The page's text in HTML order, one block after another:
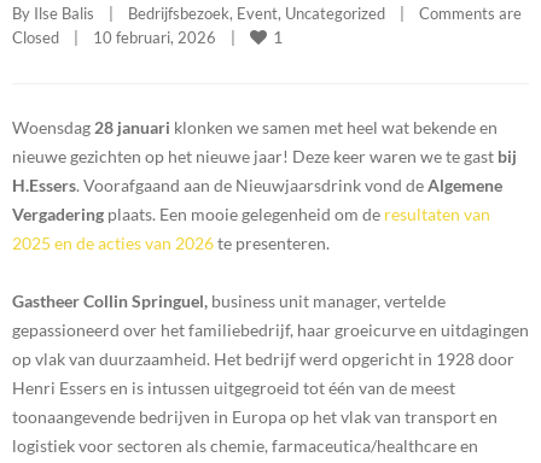
By Ilse Balis Bedrijfsbezoek, Event, Uncategorized
Comments are
Closed
10 februari, 2026 1
Woensdag 28 januari klonken we samen met heel wat bekende en
nieuwe gezichten op het nieuwe jaar! Deze keer waren we te gast bij
H.Essers. Voorafgaand aan de Nieuwjaarsdrink vond deAlgemene
Vergadering plaats. Een mooie gelegenheid om de resultaten van
2025 en de acties van 2026te presenteren.
Gastheer Collin Springuel, business unit manager, vertelde
gepassioneerd over het familiebedrijf, haar groeicurve en uitdagingen
op vlak van duurzaamheid. Het bedrijf werd opgericht in 1928 door
Henri Essers en is intussen uitgegroeid tot één van de meest
toonaangevende bedrijven in Europa op het vlak van transport en
logistiek voor sectoren als chemie, farmaceutica/healthcare en